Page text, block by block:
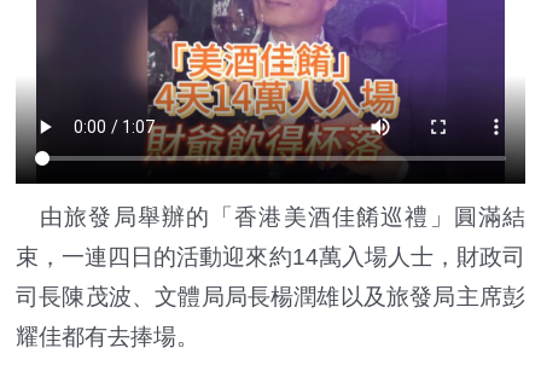
由旅發局舉辦的「香港美酒佳餚巡禮」圓滿結
束，一連四日的活動迎來約14萬入場人士，財政司
司長陳茂波、文體局局長楊潤雄以及旅發局主席彭
耀佳都有去捧場。